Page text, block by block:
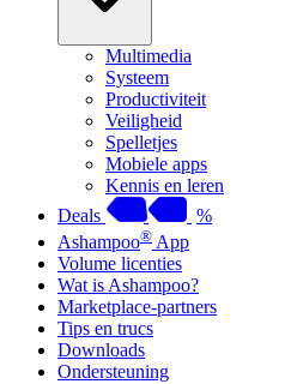
Multimedia
Systeem
Productiviteit
Veiligheid
Spelletjes
Mobiele apps
Kennis en leren
Deals
%
Ashampoo® App
Volume licenties
Wat is Ashampoo?
Marketplace-partners
Tips en trucs
Downloads
Ondersteuning